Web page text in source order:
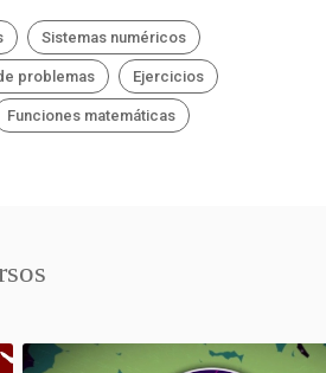
Sistemas numéricos
problemas Ejercicios
Funciones matemáticas